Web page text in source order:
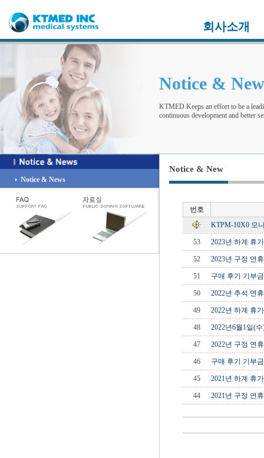
회사소개
Notice & New
KTMED Keeps an effort to be a
continuous development and better
Notice & News
Notice & New
번호
KTPM-10X0 모
53 2023년 하계 휴
52 2023년 구정 연
51 구매 후기 기부
50 2022년 추석 연
49 2022년 하계 휴
48 2022년6월1일(
47 2022년 구정 연
46 구매 후기 기부
45 2021년 하계 휴
44 2021년 구정 연